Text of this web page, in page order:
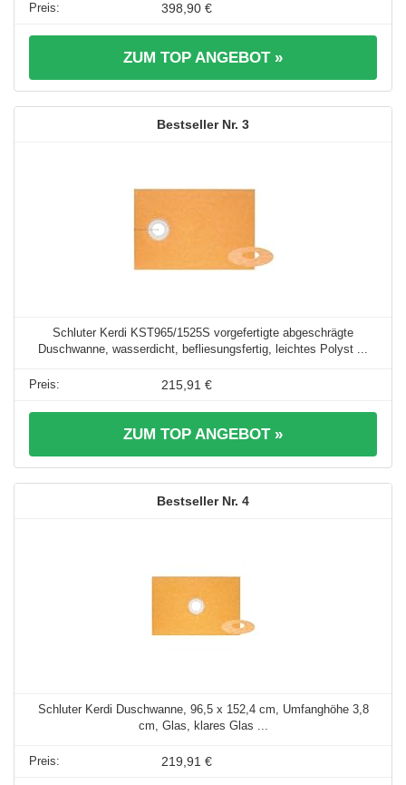
398,90 €
ZUM TOP ANGEBOT »
3
Schluter Kerdi KST965/1525S vorgefertigte abgeschrägte
Duschwanne, wasserdicht, befliesungsfertig, leichtes Polyst ...
215,91 €
ZUM TOP ANGEBOT »
4
Schluter Kerdi Duschwanne, 96,5 x 152,4 cm, Umfanghöhe 3,8
cm, Glas, klares Glas ...
219,91 €